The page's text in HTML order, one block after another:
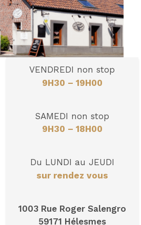
VENDREDI non stop
9H30 – 19H00
SAMEDI non stop
9H30 – 18H00
Du LUNDI au JEUDI
sur rendez vous
1003 Rue Roger Salengro
59171 Hélesmes